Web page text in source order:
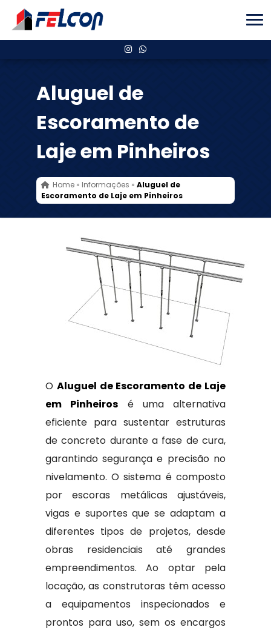
Aluguel de
Escoramento de
Laje em Pinheiros
Home» Informações » Aluguel de
Escoramento de Laje em Pinheiros
O Aluguel de Escoramento de Laje
em Pinheiros é uma alternativa
eficiente para sustentar estruturas
de concreto durante a fase de cura,
garantindo segurança e precisão no
nivelamento. O sistema é composto
por escoras metálicas ajustáveis,
vigas e suportes que se adaptam a
diferentes tipos de projetos, desde
obras residenciais até grandes
empreendimentos. Ao optar pela
locação, as construtoras têm acesso
a equipamentos inspecionados e
prontos para uso, sem os encargos